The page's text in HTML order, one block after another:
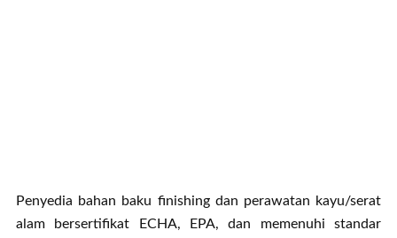
Penyedia bahan baku finishing dan perawatan kayu/serat
alam bersertifikat ECHA, EPA, dan memenuhi standar